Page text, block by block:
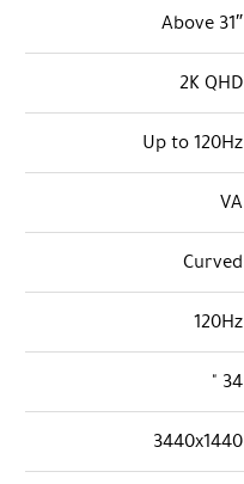
Above 31″
2K QHD
Up to 120Hz
VA
Curved
120Hz
34 "
3440x1440